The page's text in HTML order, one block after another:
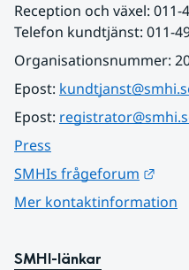
Reception och växel: 011-
Telefon kundtjänst: 011-
Organisationsnummer:
Epost:
Epost:
Press
SMHIs frågeforum
Mer kontaktinformation
SMHI-länkar